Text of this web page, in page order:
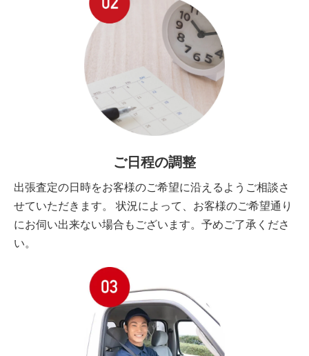
ご日程の調整
出張査定の日時をお客様のご希望に沿えるようご相談さ
せていただきます。 状況によって、お客様のご希望通り
にお伺い出来ない場合もございます。予めご了承くださ
い。